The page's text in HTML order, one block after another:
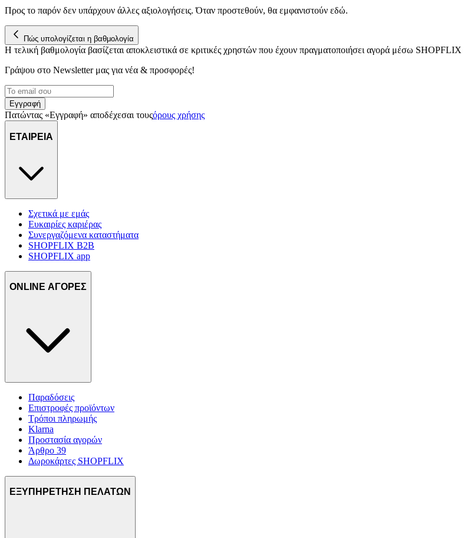
Προς το παρόν δεν υπάρχουν άλλες αξιολογήσεις. Όταν προστεθούν, θα εμφανιστούν εδώ.
Πώς υπολογίζεται η βαθμολογία
Η τελική βαθμολογία βασίζεται αποκλειστικά σε κριτικές χρηστών που έχουν πραγματοποιήσει αγορά μέσω SHOPFLIX
Γράψου στο Νewsletter μας για νέα & προσφορές!
Εγγραφή
Πατώντας «Εγγραφή» αποδέχεσαι τουςόρους χρήσης
ΕΤΑΙΡΕΙΑ
Σχετικά με εμάς
Ευκαιρίες καριέρας
Συνεργαζόμενα καταστήματα
SHOPFLIX B2B
SHOPFLIX app
ONLINE ΑΓΟΡΕΣ
Παραδόσεις
Επιστροφές προϊόντων
Τρόποι πληρωμής
Klarna
Προστασία αγορών
Άρθρο 39
Δωροκάρτες SHOPFLIX
ΕΞΥΠΗΡΕΤΗΣΗ ΠΕΛΑΤΩΝ